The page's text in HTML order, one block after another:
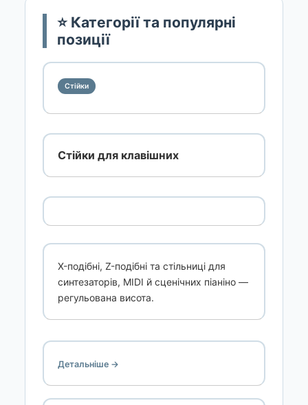
⭐ Категорії та популярні
позиції
Стійки
Стійки для клавішних
X-подібні, Z-подібні та стільниці для
синтезаторів, MIDI й сценічних піаніно —
регульована висота.
Детальніше →